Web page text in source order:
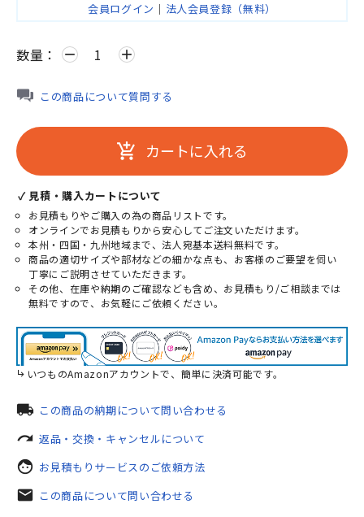
会員ログイン ｜ 法人会員登録（無料）
数量： remove add
この商品について質問する
add_shopping_cart カートに入れる
✓ 見積・購入カートについて
お見積もりやご購入の為の商品リストです。
オンラインでお見積もりから安心してご注文いただけます。
本州・四国・九州地域まで、法人宛基本送料無料です。
商品の適切サイズや部材などの細かな点も、お客様のご要望を伺い
丁寧にご説明させていただきます。
その他、在庫や納期のご確認なども含め、お見積もり/ご相談までは
無料ですので、お気軽にご依頼ください。
いつものAmazonアカウントで、簡単に決済可能です。
local_shipping この商品の納期について問い合わせる
redo 返品・交換・キャンセルについて
face お見積もりサービスのご依頼方法
mail この商品について問い合わせる